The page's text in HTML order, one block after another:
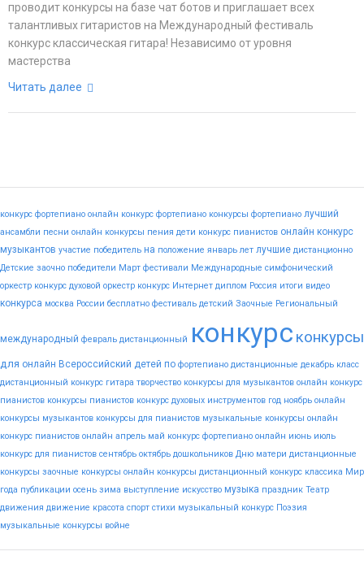
проводит конкурсы на базе чат ботов и приглашает всех
талантливых гитаристов на Международный фестиваль
конкурс классическая гитара! Независимо от уровня
мастерства
Читать далее
конкурс фортепиано онлайн конкурс фортепиано конкурсы фортепиано лучший
ансамбли песни онлайн конкурсы пения дети конкурс пианистов онлайн конкурс
музыкантов участие победитель на положение январь лет лучшие дистанционно
Детские заочно победители Март фестивали Международные симфонический
оркестр конкурс духовой оркестр конкурс Интернет диплом Россия итоги видео
конкурса москва России бесплатно фестиваль детский Заочные Региональный
международный февраль дистанционный конкурс конкурсы
для онлайн Всероссийский детей по фортепиано дистанционные декабрь класс
дистанционный конкурс гитара творчество конкурсы для музыкантов онлайн конкурс
пианистов конкурсы пианистов конкурс духовых инструментов год ноябрь онлайн
конкурсы музыкантов конкурсы для пианистов музыкальные конкурсы онлайн
конкурс пианистов онлайн апрель май конкурс фортепиано онлайн июнь июль
конкурс для пианистов сентябрь октябрь дошкольников Дню матери дистанционные
конкурсы заочные конкурсы онлайн конкурсы дистанционный конкурс классика Мир
года публикации осень зима выступление искусство музыка праздник Театр
движения движение красота спорт стихи музыкальный конкурс Поэзия
музыкальные конкурсы войне